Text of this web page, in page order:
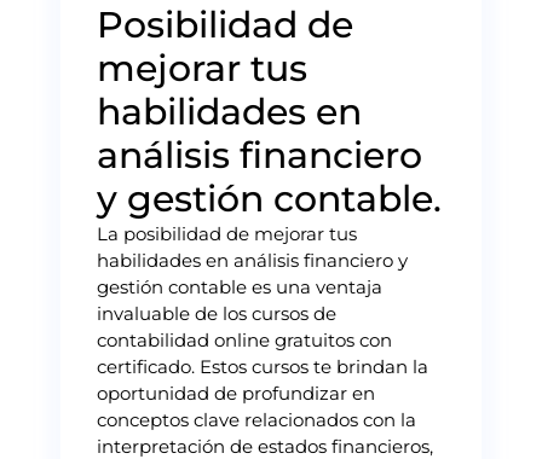
Posibilidad de
mejorar tus
habilidades en
análisis financiero
y gestión contable.
La posibilidad de mejorar tus
habilidades en análisis financiero y
gestión contable es una ventaja
invaluable de los cursos de
contabilidad online gratuitos con
certificado. Estos cursos te brindan la
oportunidad de profundizar en
conceptos clave relacionados con la
interpretación de estados financieros,